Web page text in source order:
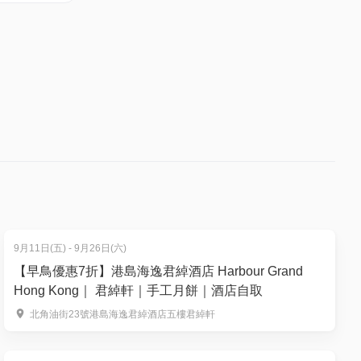
9月11日(五) - 9月26日(六)
【早鳥優惠7折】港島海逸君綽酒店 Harbour Grand
Hong Kong｜ 君綽軒｜手工月餅｜酒店自取
北角油街23號港島海逸君綽酒店五樓君綽軒